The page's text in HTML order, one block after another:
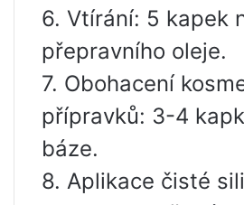
6. Vtírání: 5 kapek
přepravního oleje.
7. Obohacení
přípravků: 3-4
báze.
8. Aplikace čisté